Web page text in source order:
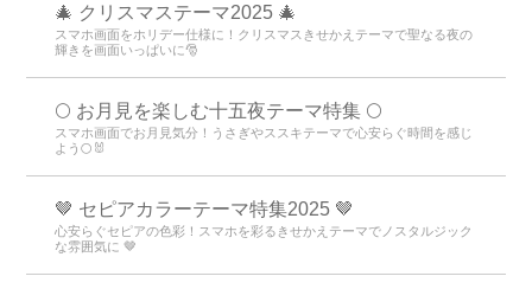
🎄 クリスマステーマ2025 🎄
スマホ画面をホリデー仕様に！クリスマスきせかえテーマで聖なる夜の
輝きを画面いっぱいに🎅
🌕 お月見を楽しむ十五夜テーマ特集 🌕
スマホ画面でお月見気分！うさぎやススキテーマで心安らぐ時間を感じ
よう🌕🐰
🤎 セピアカラーテーマ特集2025 🤎
心安らぐセピアの色彩！スマホを彩るきせかえテーマでノスタルジック
な雰囲気に 🤎